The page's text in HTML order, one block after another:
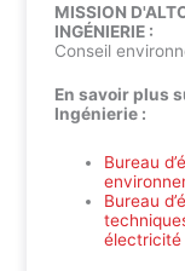
MISSION
INGÉNIERIE :
Conseil
En savoir plus
Ingénierie :
Bureau
Bureau
électricité